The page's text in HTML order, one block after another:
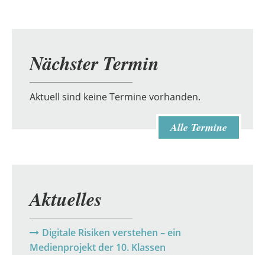
Nächster Termin
Aktuell sind keine Termine vorhanden.
Alle Termine
Aktuelles
Digitale Risiken verstehen – ein
Medienprojekt der 10. Klassen